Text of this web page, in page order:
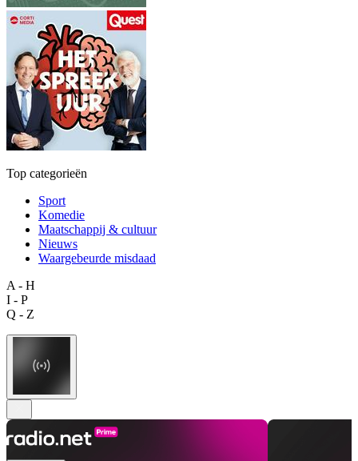
Top categorieën
Sport
Komedie
Maatschappij & cultuur
Nieuws
Waargebeurde misdaad
A - H
I - P
Q - Z